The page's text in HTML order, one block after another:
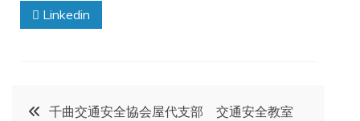
Linkedin
投 千曲交通安全協会屋代支部 交通安全教室